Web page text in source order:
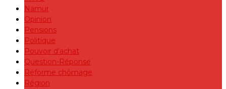
Namur
Opinion
Pensions
Politique
Pouvoir d'achat
Question-Réponse
Réforme chômage
Région